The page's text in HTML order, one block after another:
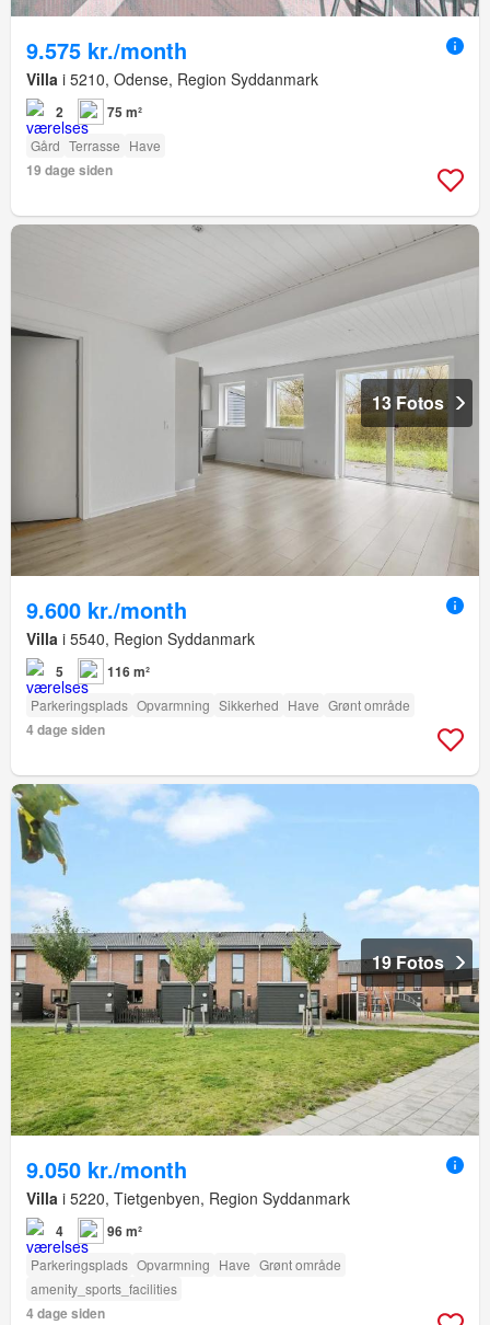
9.575 kr./month
Villa i 5210, Odense, Region Syddanmark
2 75 m²
Gård Terrasse Have
19 dage siden
13 Fotos
9.600 kr./month
Villa i 5540, Region Syddanmark
5 116 m²
Parkeringsplads Opvarmning Sikkerhed Have Grønt område
4 dage siden
19 Fotos
9.050 kr./month
Villa i 5220, Tietgenbyen, Region Syddanmark
4 96 m²
Parkeringsplads Opvarmning Have Grønt område
amenity_sports_facilities
4 dage siden